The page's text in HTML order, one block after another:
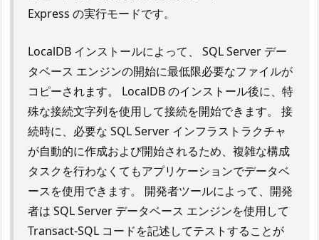
Express の実行モードです。
LocalDB インストールによって、 SQL Server デー
タベース エンジンの開始に最低限必要なファイルが
コピーされます。 LocalDB のインストール後に、特
殊な接続文字列を使用して接続を開始できます。 接
続時に、必要な SQL Server インフラストラクチャ
が自動的に作成および開始されるため、複雑な構成
タスクを行わなくてもアプリケーションでデータベ
ースを使用できます。 開発者ツールによって、開発
者は SQL Server データベース エンジンを使用して
Transact-SQL コードを記述してテストすることが